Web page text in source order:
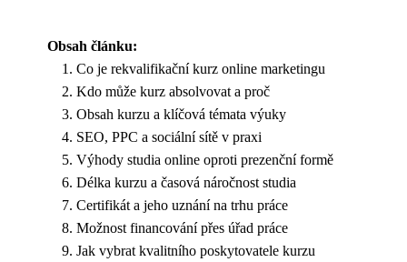
Obsah článku:
Co je rekvalifikační kurz online marketingu
Kdo může kurz absolvovat a proč
Obsah kurzu a klíčová témata výuky
SEO, PPC a sociální sítě v praxi
Výhody studia online oproti prezenční formě
Délka kurzu a časová náročnost studia
Certifikát a jeho uznání na trhu práce
Možnost financování přes úřad práce
Jak vybrat kvalitního poskytovatele kurzu